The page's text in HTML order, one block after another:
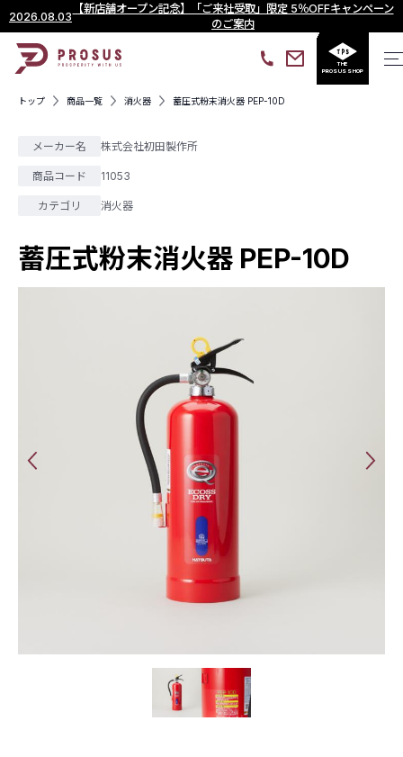
2026.08.03
【新店舗オープン記念】「ご来社受取」限定 5％OFFキャンペーン
のご案内
THE
PROSUS SHOP
トップ 商品一覧 消火器 蓄圧式粉末消火器 PEP-10D
メーカー名 株式会社初田製作所
商品コード 11053
カテゴリ 消火器
蓄圧式粉末消火器 PEP-10D